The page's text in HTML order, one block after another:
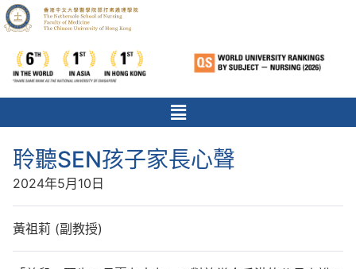
聆聽SEN孩子家長心聲
2024年5月10日
黃祖莉 (副教授)